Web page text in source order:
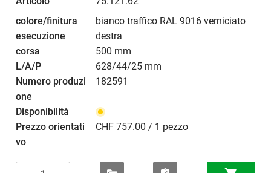
bianco traffico RAL 9016 verniciato
destra
500 mm
628/44/25 mm
182591
CHF 757.00 / 1 pezzo